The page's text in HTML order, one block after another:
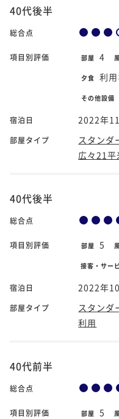
40代後半
総合点
項目別評価 部屋 4
夕食 利
その他設備
宿泊日 2022年
部屋タイプ
スタン
広々21平
40代後半
総合点
項目別評価 部屋 5
接客・サー
宿泊日 2022年
部屋タイプ
スタン
利用
40代前半
総合点
項目別評価 部屋 5